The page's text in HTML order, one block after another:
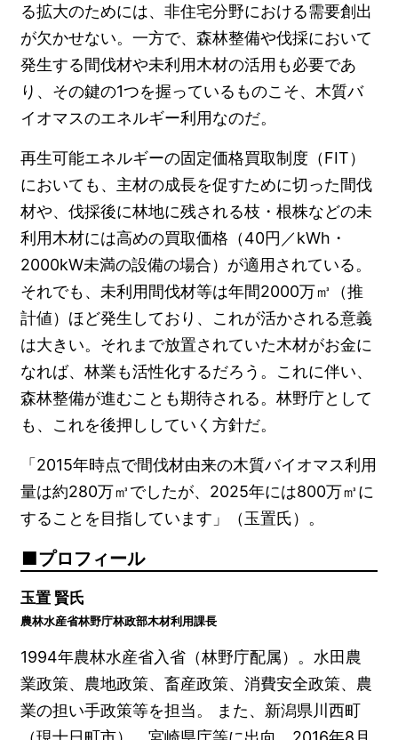
る拡大のためには、非住宅分野における需要創出
が欠かせない。一方で、森林整備や伐採において
発生する間伐材や未利用木材の活用も必要であ
り、その鍵の1つを握っているものこそ、木質バ
イオマスのエネルギー利用なのだ。
再生可能エネルギーの固定価格買取制度（FIT）
においても、主材の成長を促すために切った間伐
材や、伐採後に林地に残される枝・根株などの未
利用木材には高めの買取価格（40円／kWh・
2000kW未満の設備の場合）が適用されている。
それでも、未利用間伐材等は年間2000万㎥（推
計値）ほど発生しており、これが活かされる意義
は大きい。それまで放置されていた木材がお金に
なれば、林業も活性化するだろう。これに伴い、
森林整備が進むことも期待される。林野庁として
も、これを後押ししていく方針だ。
「2015年時点で間伐材由来の木質バイオマス利用
量は約280万㎥でしたが、2025年には800万㎥に
することを目指しています」（玉置氏）。
プロフィール
玉置 賢氏
農林水産省林野庁林政部木材利用課長
1994年農林水産省入省（林野庁配属）。水田農
業政策、農地政策、畜産政策、消費安全政策、農
業の担い手政策等を担当。 また、新潟県川西町